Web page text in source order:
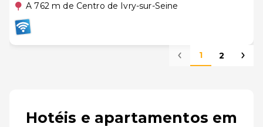
A 762 m de Centro de Ivry-sur-Seine
1 2
Hotéis e apartamentos em